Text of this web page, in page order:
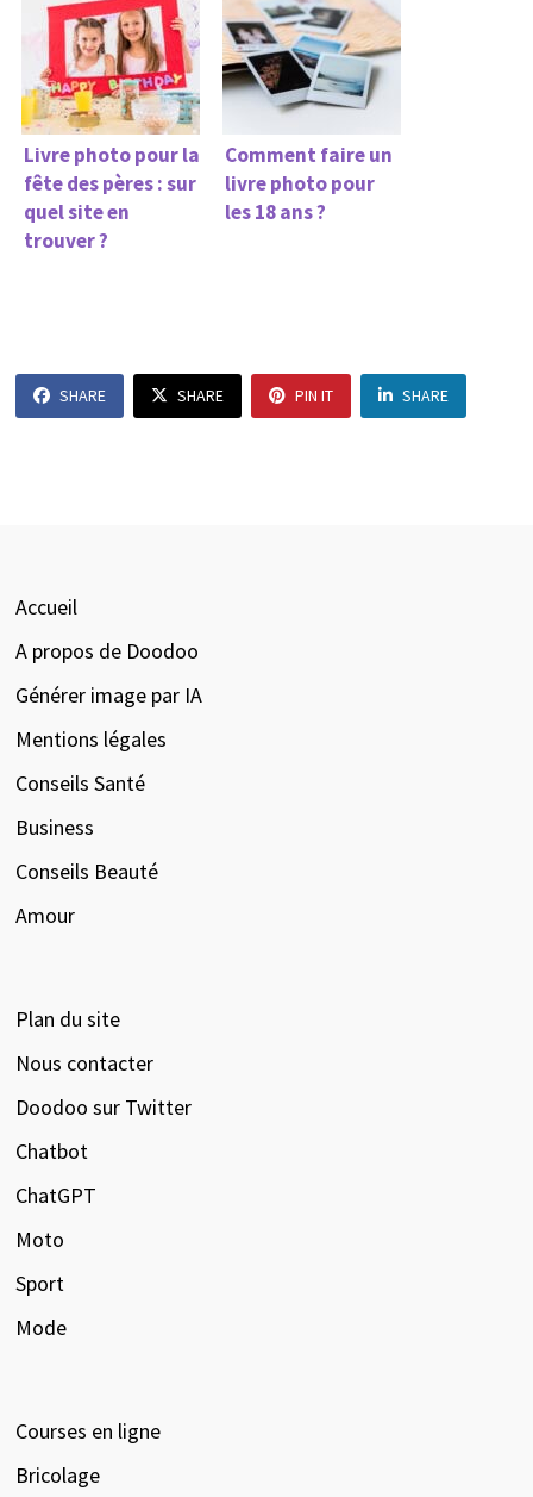
Livre photo pour la
fête des pères : sur
quel site en
trouver ?
Comment faire un
livre photo pour
les 18 ans ?
SHARE SHARE PIN IT SHARE
Accueil
A propos de Doodoo
Générer image par IA
Mentions légales
Conseils Santé
Business
Conseils Beauté
Amour
Plan du site
Nous contacter
Doodoo sur Twitter
Chatbot
ChatGPT
Moto
Sport
Mode
Courses en ligne
Bricolage